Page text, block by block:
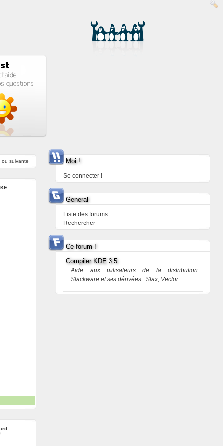
ou suivante Moi !
Se connecter !
General
Liste des forums
Rechercher
Ce forum !
Compiler KDE 3.5
Aide aux utilisateurs de la distribution
Slackware et ses dérivées : Slax, Vector